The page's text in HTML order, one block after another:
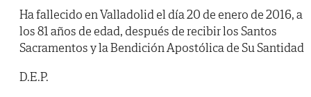
Ha fallecido en Valladolid el día 20 de enero de 2016, a
los 81 años de edad, después de recibir los Santos
Sacramentos y la Bendición Apostólica de Su Santidad
D.E.P.